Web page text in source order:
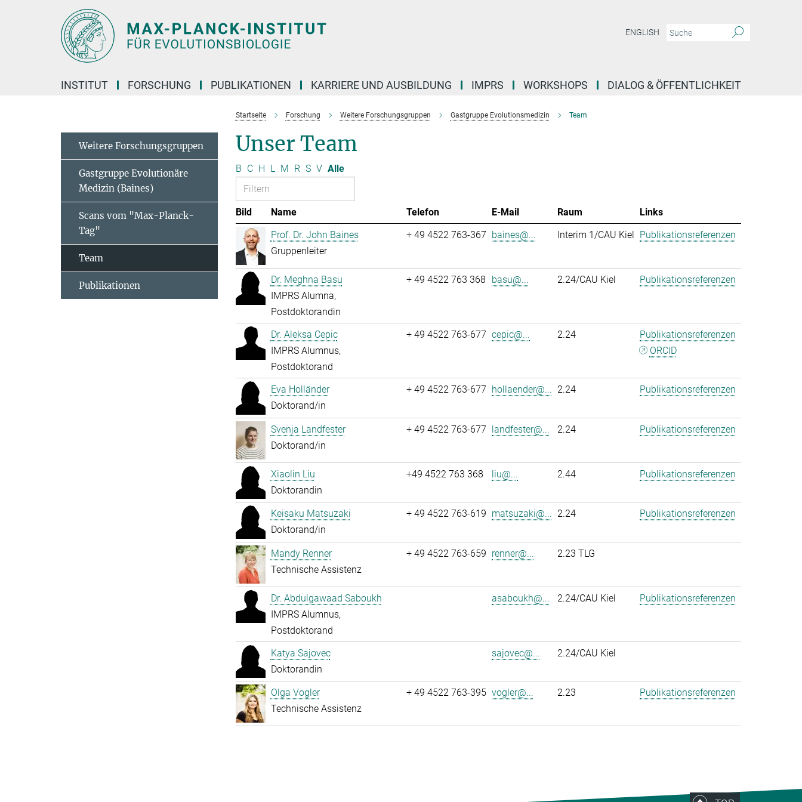
ENGLISH
INSTITUT FORSCHUNG PUBLIKATIONEN KARRIERE UND AUSBILDUNG IMPRS WORKSHOPS DIALOG & ÖFFENTLICHKEIT
Startseite Forschung Weitere Forschungsgruppen Gastgruppe Evolutionsmedizin Team
Unser Team
B C H L M R S V Alle
Bild Name Telefon E-Mail Raum
Links
Prof. Dr. John Baines
Gruppenleiter
+ 49 4522 763-367 baines@... Interim 1/CAU Kiel Publikationsreferenzen
Dr. Meghna Basu
IMPRS Alumna,
Postdoktorandin
+ 49 4522 763 368 basu@... 2.24/CAU Kiel Publikationsreferenzen
Dr. Aleksa Cepic
IMPRS Alumnus,
Postdoktorand
+ 49 4522 763-677 cepic@... 2.24
Publikationsreferenzen
ORCID
Eva Holländer
Doktorand/in
+ 49 4522 763-677 hollaender@... 2.24 Publikationsreferenzen
Svenja Landfester
Doktorand/in
+ 49 4522 763-677 landfester@... 2.24 Publikationsreferenzen
Xiaolin Liu
Doktorandin
+49 4522 763 368 liu@... 2.44 Publikationsreferenzen
Keisaku Matsuzaki
Doktorand/in
+ 49 4522 763-619 matsuzaki@... 2.24 Publikationsreferenzen
Mandy Renner
Technische Assistenz
+ 49 4522 763-659 renner@... 2.23 TLG
Dr. Abdulgawaad Saboukh
IMPRS Alumnus,
Postdoktorand
asaboukh@... 2.24/CAU Kiel Publikationsreferenzen
Katya Sajovec
Doktorandin
sajovec@... 2.24/CAU Kiel
Olga Vogler
Technische Assistenz
+ 49 4522 763-395 vogler@... 2.23 Publikationsreferenzen
Weitere Forschungsgruppen
Gastgruppe Evolutionäre
Medizin (Baines)
Scans vom "Max-Planck-
Tag"
Team
Publikationen